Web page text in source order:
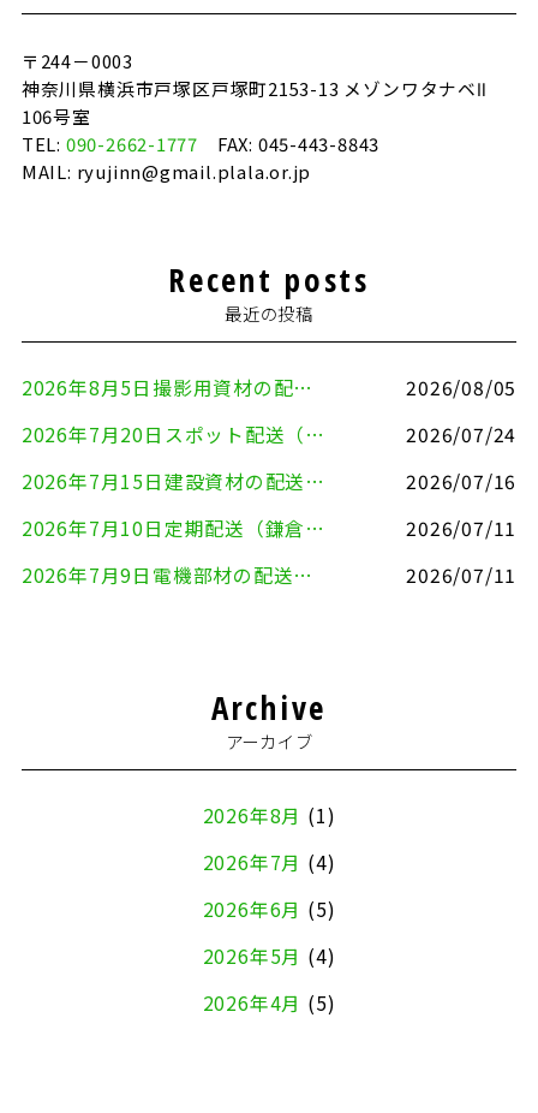
〒244－0003
神奈川県横浜市戸塚区戸塚町2153-13 メゾンワタナベⅡ
106号室
TEL: 090-2662-1777 FAX: 045-443-8843
MAIL: ryujinn@gmail.plala.or.jp
Recent posts
最近の投稿
2026年8月5日撮影用資材の配送（鎌倉市⇒港区）
2026/08/05
2026年7月20日スポット配送（横浜市金沢区⇒愛知県豊川市）
2026/07/24
2026年7月15日建設資材の配送（横浜市金沢区⇒横須賀市）
2026/07/16
2026年7月10日定期配送（鎌倉市⇔大田区）
2026/07/11
2026年7月9日電機部材の配送（横浜市戸塚区⇒品川区）
2026/07/11
Archive
アーカイブ
2026年8月 (1)
2026年7月 (4)
2026年6月 (5)
2026年5月 (4)
2026年4月 (5)